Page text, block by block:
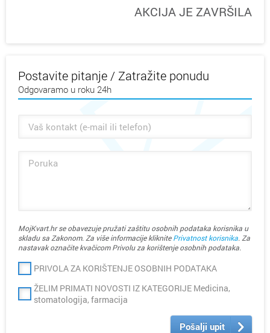
AKCIJA JE ZAVRŠILA
Postavite pitanje / Zatražite ponudu
Odgovaramo u roku 24h
MojKvart.hr se obavezuje pružati zaštitu osobnih podataka korisnika u
skladu sa Zakonom. Za više informacije kliknitePrivatnost korisnika. Za
nastavak označite kvačicom Privolu za korištenje osobnih podataka.
PRIVOLA ZA KORIŠTENJE OSOBNIH PODATAKA
ŽELIM PRIMATI NOVOSTI IZ KATEGORIJE Medicina,
stomatologija, farmacija
Pošalji upit